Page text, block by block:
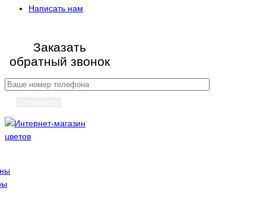
Написать нам
Заказать
обратный звонок